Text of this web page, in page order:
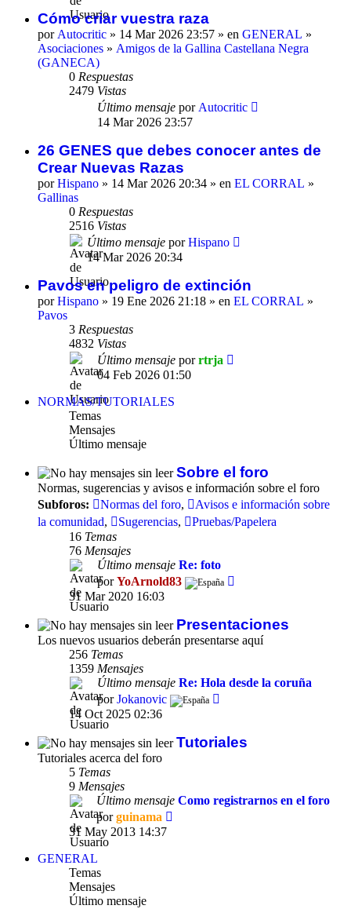
Cómo criar vuestra raza
por Autocritic » 14 Mar 2026 23:57 » en GENERAL »
Asociaciones » Amigos de la Gallina Castellana Negra
(GANECA)
0 Respuestas
2479 Vistas
Último mensaje por Autocritic
14 Mar 2026 23:57
26 GENES que debes conocer antes de
Crear Nuevas Razas
porHispano » 14 Mar 2026 20:34 » en EL CORRAL »
Gallinas
0 Respuestas
2516 Vistas
Último mensaje porHispano
14 Mar 2026 20:34
Pavos en peligro de extinción
porHispano » 19 Ene 2026 21:18 » en EL CORRAL »
Pavos
3 Respuestas
4832 Vistas
Último mensaje porrtrja
04 Feb 2026 01:50
NORMAS/TUTORIALES
Temas
Mensajes
Último mensaje
Sobre el foro
Normas, sugerencias y avisos e información sobre el foro
Subforos:
Normas del foro,
Avisos e información sobre
la comunidad, Sugerencias,
Pruebas/Papelera
16 Temas
76 Mensajes
Último mensaje Re: foto
porYoArnold83
31 Mar 2020 16:03
Presentaciones
Los nuevos usuarios deberán presentarse aquí
256 Temas
1359 Mensajes
Último mensaje Re: Hola desde la coruña
porJokanovic
14 Oct 2025 02:36
Tutoriales
Tutoriales acerca del foro
5 Temas
9 Mensajes
Último mensaje Como registrarnos en el foro
porguinama
31 May 2013 14:37
GENERAL
Temas
Mensajes
Último mensaje